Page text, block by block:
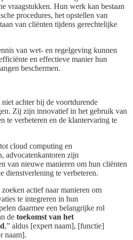
vraagstukken. Hun werk kan bestaan
procedures, het opstellen van
van cliënten tijdens gerechtelijke
van wet- en regelgeving kunnen
en effectieve manier hun
beschermen.
achter bij de voortdurende
Zij zijn innovatief in het gebruik van
te verbeteren en de klantervaring te
cloud computing en
advocatenkantoren zijn
van nieuwe manieren om hun cliënten
dienstverlening te verbeteren.
actief naar manieren om
te integreren in hun
daarmee een belangrijke rol
de toekomst van het
,” aldus [expert naam], [functie]
naam].